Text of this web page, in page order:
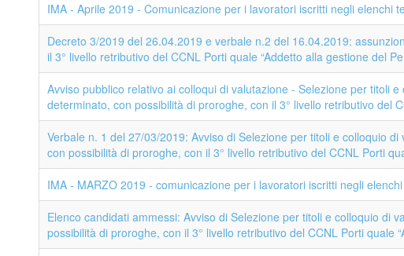
IMA - Aprile 2019 - Comunicazione per i lavoratori iscritti negli elenchi
Decreto 3/2019 del 26.04.2019 e verbale n.2 del 16.04.2019:
il 3° livello retributivo del CCNL Porti quale “Addetto alla gestione del
Avviso pubblico relativo ai colloqui di valutazione - Selezione per titoli
determinato, con possibilità di proroghe, con il 3° livello retributivo del
Verbale n. 1 del 27/03/2019: Avviso di Selezione per titoli e colloquio
con possibilità di proroghe, con il 3° livello retributivo del CCNL Porti
IMA - MARZO 2019 - comunicazione per i lavoratori iscritti negli
Elenco candidati ammessi: Avviso di Selezione per titoli e colloquio di
possibilità di proroghe, con il 3° livello retributivo del CCNL Porti quale